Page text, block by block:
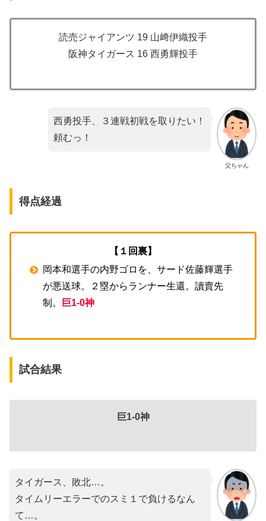
読売ジャイアンツ 19 山﨑伊織投手
阪神タイガース 16 西勇輝投手
父ちゃん
西勇投手、３連戦初戦を取りたい！
頼むっ！
得点経過
【１回裏】
岡本和選手の内野ゴロを、サード佐藤輝選手
が悪送球。２塁からランナー生還。讀賣先
制。
巨1-0神
試合結果
巨1-0神
タイガース、敗北…。
タイムリーエラーでのスミ１で負けるなん
て…。